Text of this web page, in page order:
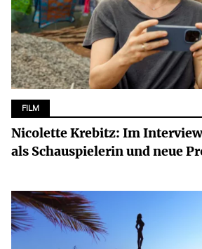
FILM
Nicolette Krebitz: Im
als Schauspielerin und neue